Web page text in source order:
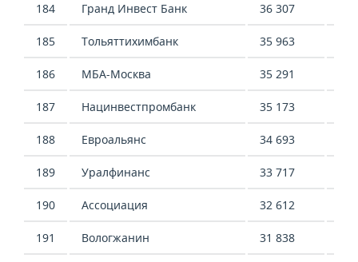
184 Гранд Инвест Банк 36 307
185 Тольяттихимбанк 35 963
186 МБА-Москва 35 291
187 Нацинвестпромбанк 35 173
188 Евроальянс 34 693
189 Уралфинанс 33 717
190 Ассоциация 32 612
191 Вологжанин 31 838